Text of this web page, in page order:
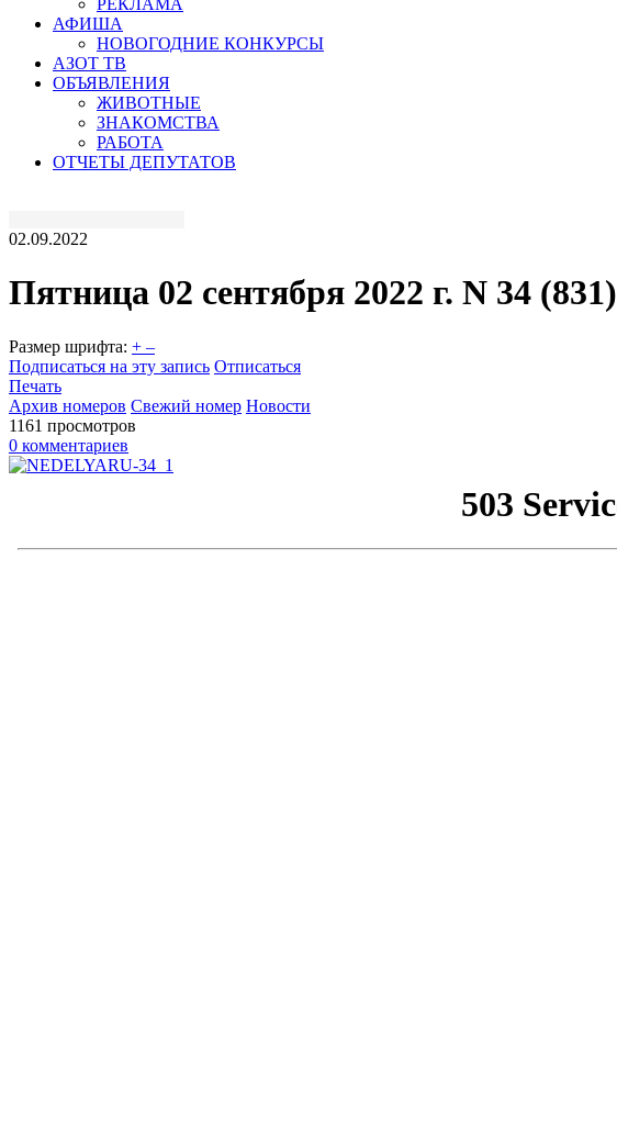
АФИША
НОВОГОДНИЕ КОНКУРСЫ
АЗОТ ТВ
ОБЪЯВЛЕНИЯ
ЖИВОТНЫЕ
ЗНАКОМСТВА
РАБОТА
ОТЧЕТЫ ДЕПУТАТОВ
02.09.2022
Пятница 02 сентября 2022 г. N 34 (831)
Размер шрифта: + –
Подписаться на эту запись Отписаться
Печать
Архив номеров Свежий номер Новости
1161 просмотров
0 комментариев